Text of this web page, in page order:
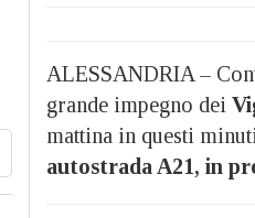
ALESSANDRIA –
grande impegno dei
mattina in questi
autostrada A21, in